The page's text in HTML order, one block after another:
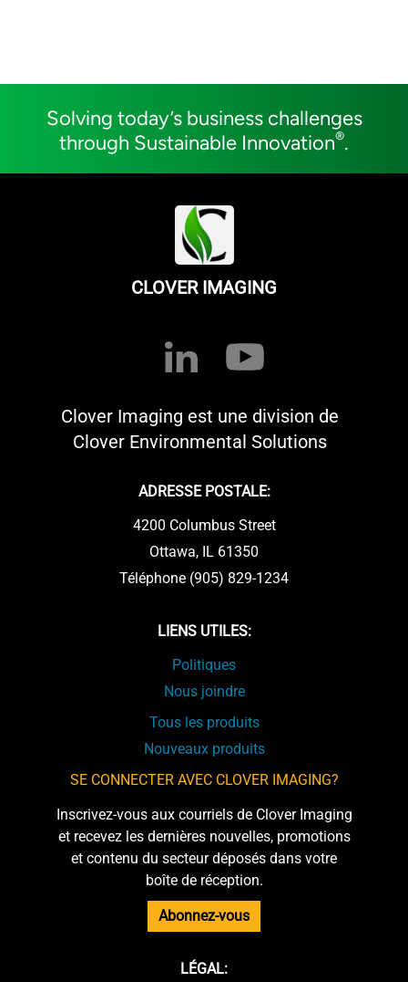
Solving today’s business challenges
through Sustainable Innovation®.
CLOVER IMAGING
Clover Imaging est une division de
Clover Environmental Solutions
ADRESSE POSTALE:
4200 Columbus Street
Ottawa, IL 61350
Téléphone (905) 829-1234
LIENS UTILES:
Politiques
Nous joindre
Tous les produits
Nouveaux produits
SE CONNECTER AVEC CLOVER IMAGING?
Inscrivez-vous aux courriels de Clover Imaging
et recevez les dernières nouvelles, promotions
et contenu du secteur déposés dans votre
boîte de réception.
Abonnez-vous
LÉGAL: